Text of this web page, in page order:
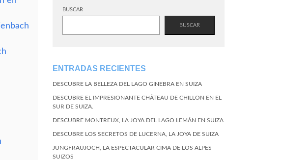
BUSCAR
BUSCAR
ENTRADAS RECIENTES
DESCUBRE LA BELLEZA DEL LAGO GINEBRA EN SUIZA
DESCUBRE EL IMPRESIONANTE CHÂTEAU DE CHILLON EN EL
SUR DE SUIZA.
DESCUBRE MONTREUX, LA JOYA DEL LAGO LEMÁN EN SUIZA
DESCUBRE LOS SECRETOS DE LUCERNA, LA JOYA DE SUIZA
JUNGFRAUJOCH, LA ESPECTACULAR CIMA DE LOS ALPES
SUIZOS